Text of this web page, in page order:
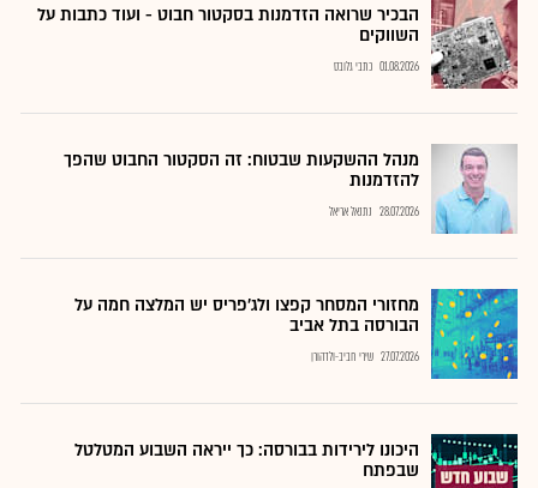
הבכיר שרואה הזדמנות בסקטור חבוט - ועוד כתבות על
השווקים
01.08.2026 כתבי גלובס
מנהל ההשקעות שבטוח: זה הסקטור החבוט שהפך
להזדמנות
28.07.2026 נתנאל אריאל
מחזורי המסחר קפצו ולג'פריס יש המלצה חמה על
הבורסה בתל אביב
27.07.2026 שירי חביב-ולדהורן
היכונו לירידות בבורסה: כך ייראה השבוע המטלטל
שבפתח